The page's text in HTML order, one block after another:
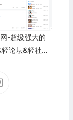
-超级强大的
论坛&轻社区